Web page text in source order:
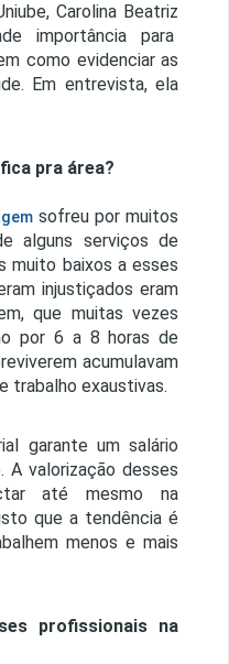
Carolina Beatriz
importância para
como evidenciar as
Em entrevista, ela
pra área?
sofreu por muitos
alguns serviços de
muito baixos a esses
injustiçados eram
que muitas vezes
por 6 a 8 horas de
acumulavam
trabalho exaustivas.
garante um salário
A valorização desses
até mesmo na
que a tendência é
menos e mais
profissionais na